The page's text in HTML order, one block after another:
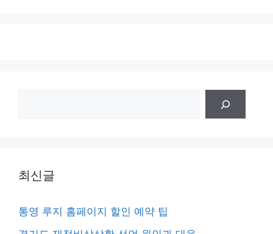
최신글
통영 루지 홈페이지 할인 예약 팁